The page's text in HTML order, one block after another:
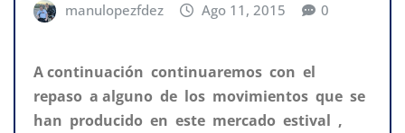
manulopezfdez Ago 11, 2015 0
A continuación continuaremos con el
repaso a alguno de los movimientos que se
han producido en este mercado estival ,